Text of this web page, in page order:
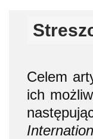
Celem
ich